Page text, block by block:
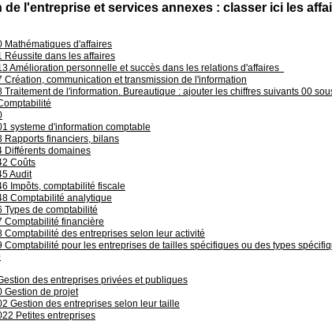
de l'entreprise et services annexes : classer ici les
Mathématiques d'affaires
Réussite dans les affaires
Amélioration personnelle et succès dans les relations d'affaires
Création, communication et transmission de l'information
Traitement de l'information. Bureautique : ajouter les chiffres suivants 00
systeme d'information comptable
Rapports financiers, bilans
Différents domaines
Coûts
Audit
Impôts, comptabilité fiscale
Comptabilité analytique
Types de comptabilité
Comptabilité financière
Comptabilité des entreprises selon leur activité
Comptabilité pour les entreprises de tailles spécifiques ou des types
des entreprises privées et publiques
Gestion de projet
Gestion des entreprises selon leur taille
Petites entreprises